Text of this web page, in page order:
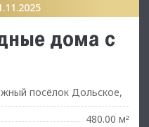
дома с
посёлок Дольское,
480.00 м²